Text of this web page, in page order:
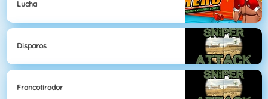
Lucha
Disparos
Francotirador